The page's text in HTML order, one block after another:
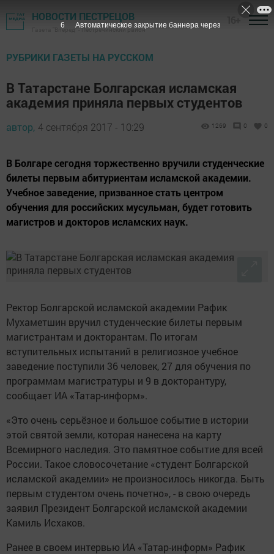
НОВОСТИ ПЕСТРЕЦОВ
Газета "Вперед" - Пестречинский район
РУБРИКИ ГАЗЕТЫ НА РУССКОМ
В Татарстане Болгарская исламская
академия приняла первых студентов
автор, 4 сентября 2017 - 10:29 1269 0 0
В Болгаре сегодня торжественно вручили студенческие
билеты первым абитуриентам исламской академии.
Учебное заведение, призванное стать центром
обучения для российских мусульман, будет готовить
магистров и докторов исламских наук.
Ректор Болгарской исламской академии Рафик
Мухаметшин вручил студенческие билеты первым
магистрантам и докторантам. По итогам
вступительных испытаний в религиозное учебное
заведение поступили 36 человек, 27 для обучения по
программам магистратуры и 9 в докторантуру,
сообщает ИА «Татар-информ».
«Это очень серьёзное и большое событие в истории
этой святой земли, которая нанесена на карту
Всемирного наследия. Это памятное событие для всей
России. Такое словосочетание «студент Болгарской
исламской академии» не произносилось никогда. Быть
первым студентом очень почетно», - в свою очередь
заявил Президент Болгарской исламской академии
Камиль Исхаков.
Ранее в своем интервью ИА «Татар-информ» Рафик
6 Автоматическое закрытие баннера через